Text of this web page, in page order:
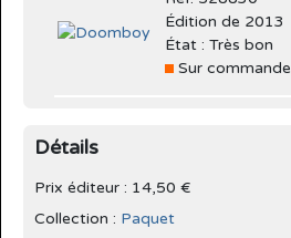
Édition de 2013
État : Très bon
Sur commande
Détails
Prix éditeur : 14,50 €
Collection : Paquet